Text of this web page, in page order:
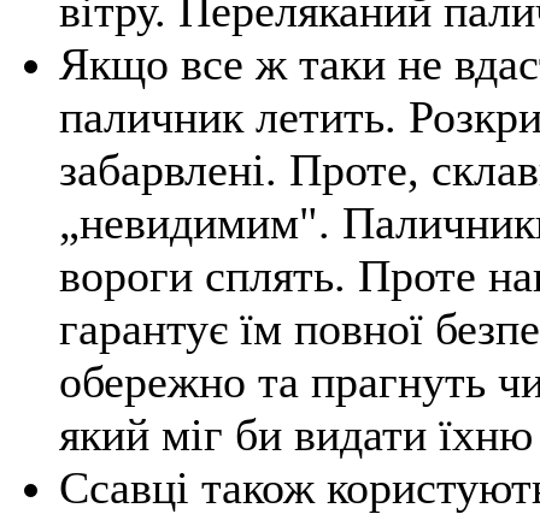
вітру. Переляканий
Якщо все ж таки не
паличник летить.
забарвлені. Проте,
„невидимим".
вороги сплять. Проте
гарантує їм повної
обережно та прагнуть
який міг би видати їхню
Ссавці також